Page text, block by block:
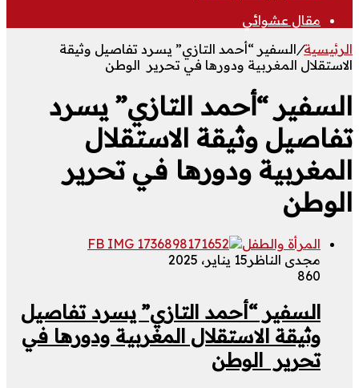
مقال عشوائي
الرئيسية/السفير “أحمد التازي” يسرد تفاصيل وثيقة
الاستقلال المغربية ودورها في تحرير الوطن
السفير “أحمد التازي” يسرد
تفاصيل وثيقة الاستقلال
المغربية ودورها في تحرير
الوطن
المرأة والطفل
مجدى الناظر 15 يناير، 2025
860
السفير “أحمد التازي” يسرد تفاصيل
وثيقة الاستقلال المغربية ودورها في
تحرير الوطن